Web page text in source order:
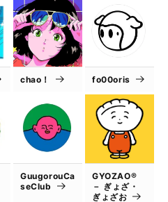
chao！ fo00oris
GuugorouCa
seClub
GYOZAO®
－ ぎょざ・
ぎょざお